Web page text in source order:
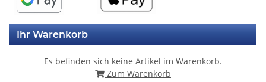
Ihr Warenkorb
Es befinden sich keine Artikel im Warenkorb.
Zum Warenkorb